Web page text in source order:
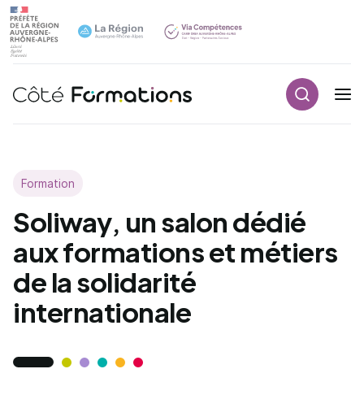
Aller au contenu principal
Navigation principale
Aller au contenu principal
Formation
Soliway, un salon dédié
aux formations et métiers
de la solidarité
internationale